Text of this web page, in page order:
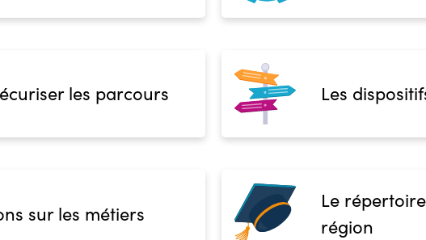
les parcours Les
sur les métiers
Le
région